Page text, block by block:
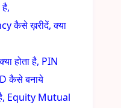
है,
कैसे ख़रीदें, क्या
होता है, PIN
कैसे बनाये
है, Equity Mutual